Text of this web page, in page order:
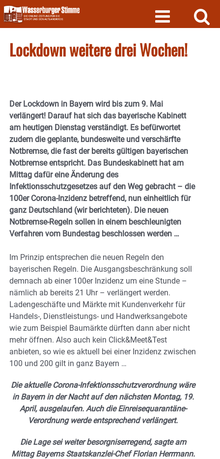
Skip
to
content
Lockdown weitere drei Wochen!
Der Lockdown in Bayern wird bis zum 9. Mai
verlängert! Darauf hat sich das bayerische Kabinett
am heutigen Dienstag verständigt. Es befürwortet
zudem die geplante, bundesweite und verschärfte
Notbremse, die fast der bereits gültigen bayerischen
Notbremse entspricht. Das Bundeskabinett hat am
Mittag dafür eine Änderung des
Infektionsschutzgesetzes auf den Weg gebracht – die
100er Corona-Inzidenz betreffend, nun einheitlich für
ganz Deutschland (wir berichteten). Die neuen
Notbremse-Regeln sollen in einem beschleunigten
Verfahren vom Bundestag beschlossen werden …
Im Prinzip entsprechen die neuen Regeln den
bayerischen Regeln. Die Ausgangsbeschränkung soll
demnach ab einer 100er Inzidenz um eine Stunde –
nämlich ab bereits 21 Uhr – verlängert werden.
Ladengeschäfte und Märkte mit Kundenverkehr für
Handels-, Dienstleistungs- und Handwerksangebote
wie zum Beispiel Baumärkte dürften dann aber nicht
mehr öffnen. Also auch kein Click&Meet&Test
anbieten, so wie es aktuell bei einer Inzidenz zwischen
100 und 200 gilt in ganz Bayern …
Die aktuelle Corona-Infektionsschutzverordnung wäre
in Bayern in der Nacht auf den nächsten Montag, 19.
April, ausgelaufen. Auch die Einreisequarantäne-
Verordnung werde entsprechend verlängert.
Die Lage sei weiter besorgniserregend, sagte am
Mittag Bayerns Staatskanzlei-Chef Florian Herrmann.